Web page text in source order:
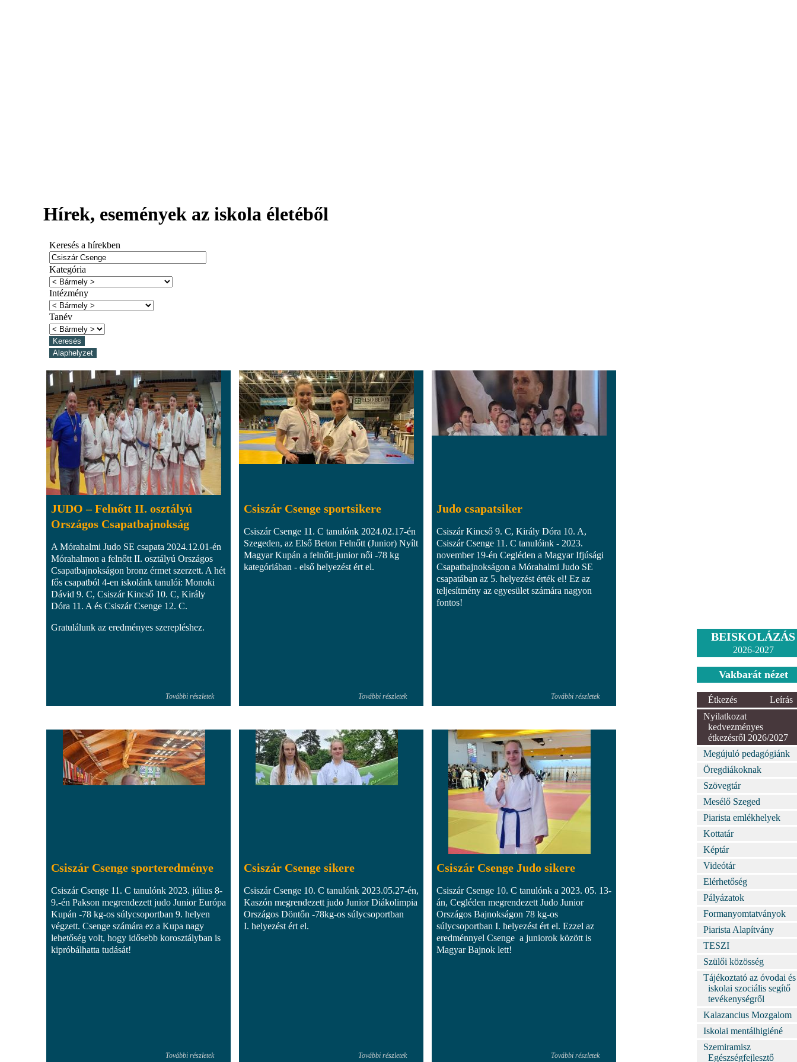
Hírek, események az iskola életéből
Keresés a hírekben
Kategória
Intézmény
Tanév
JUDO – Felnőtt II. osztályú
Országos Csapatbajnokság
A Mórahalmi Judo SE csapata 2024.12.01-én
Mórahalmon a felnőtt II. osztályú Országos
Csapatbajnokságon bronz érmet szerzett. A hét
fős csapatból 4-en iskolánk tanulói: Monoki
Dávid 9. C, Csiszár Kincső 10. C, Király
Dóra 11. A és Csiszár Csenge 12. C.
Gratulálunk az eredményes szerepléshez.
További részletek
Csiszár Csenge sportsikere
Csiszár Csenge 11. C tanulónk 2024.02.17-én
Szegeden, az Első Beton Felnőtt (Junior) Nyílt
Magyar Kupán a felnőtt-junior női -78 kg
kategóriában - első helyezést ért el.
További részletek
Judo csapatsiker
Csiszár Kincső 9. C, Király Dóra 10. A,
Csiszár Csenge 11. C tanulóink - 2023.
november 19-én Cegléden a Magyar Ifjúsági
Csapatbajnokságon a Mórahalmi Judo SE
csapatában az 5. helyezést érték el! Ez az
teljesítmény az egyesület számára nagyon
fontos!
További részletek
Csiszár Csenge sporteredménye
Csiszár Csenge 11. C tanulónk 2023. július 8-
9.-én Pakson megrendezett judo Junior Európa
Kupán -78 kg-os súlycsoportban 9. helyen
végzett. Csenge számára ez a Kupa nagy
lehetőség volt, hogy idősebb korosztályban is
kipróbálhatta tudását!
További részletek
Csiszár Csenge sikere
Csiszár Csenge 10. C tanulónk 2023.05.27-én,
Kaszón megrendezett judo Junior Diákolimpia
Országos Döntőn -78kg-os súlycsoportban
I. helyezést ért el.
További részletek
Csiszár Csenge Judo sikere
Csiszár Csenge 10. C tanulónk a 2023. 05. 13-
án, Cegléden megrendezett Judo Junior
Országos Bajnokságon 78 kg-os
súlycsoportban I. helyezést ért el. Ezzel az
eredménnyel Csenge a juniorok között is
Magyar Bajnok lett!
További részletek
BEISKOLÁZÁS
2026-2027
Vakbarát nézet
Étkezés
Leírás
Nyilatkozat
kedvezményes
étkezésről 2026/2027
Megújuló pedagógiánk
Öregdiákoknak
Szövegtár
Mesélő Szeged
Piarista emlékhelyek
Kottatár
Képtár
Videótár
Elérhetőség
Pályázatok
Formanyomtatványok
Piarista Alapítvány
TESZI
Szülői közösség
Tájékoztató az óvodai és
iskolai szociális segítő
tevékenységről
Kalazancius Mozgalom
Iskolai mentálhigiéné
Szemiramisz
Egészségfejlesztő